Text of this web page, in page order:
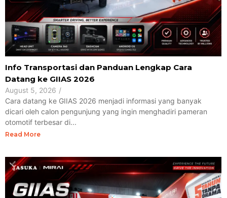
Info Transportasi dan Panduan Lengkap Cara
Datang ke GIIAS 2026
August 5, 2026 /
Cara datang ke GIIAS 2026 menjadi informasi yang banyak
dicari oleh calon pengunjung yang ingin menghadiri pameran
otomotif terbesar di...
Read More